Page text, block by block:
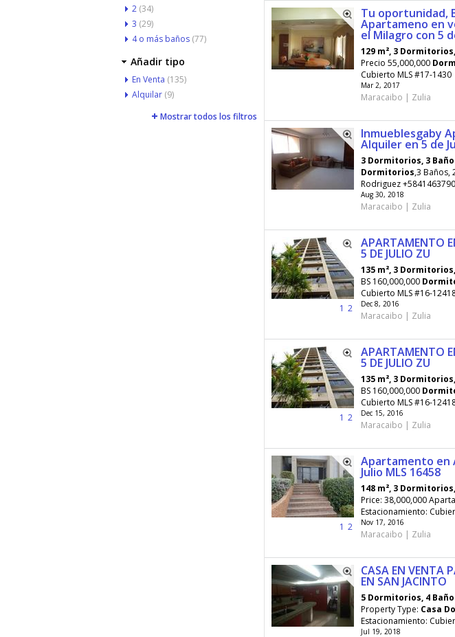
Tu oportunidad,
Apartameno en
el Milagro con 5
129 m², 3
Precio 55,000,000
Cubierto MLS #17-1430
Mar 2, 2017
Maracaibo | Zulia
Inmueblesgaby
Alquiler en 5 de
3 Dormitorios, 3
Dormitorios,3 Baños,
Rodriguez
Aug 30, 2018
Maracaibo | Zulia
1 2
APARTAMENTO
5 DE JULIO ZU
135 m², 3
BS 160,000,000
Cubierto MLS #16-
Dec 8, 2016
Maracaibo | Zulia
1 2
APARTAMENTO
5 DE JULIO ZU
135 m², 3
BS 160,000,000
Cubierto MLS #16-
Dec 15, 2016
Maracaibo | Zulia
1 2
Apartamento en
Julio MLS 16458
148 m², 3
Price: 38,000,000
Estacionamiento:
Nov 17, 2016
Maracaibo | Zulia
CASA EN VENTA
EN SAN JACINTO
5 Dormitorios, 4
Property Type: Casa
Estacionamiento:
Jul 19, 2018
2 (34)
3 (29)
4 o más baños (77)
Añadir tipo
En Venta (135)
Alquilar (9)
Mostrar todos los filtros